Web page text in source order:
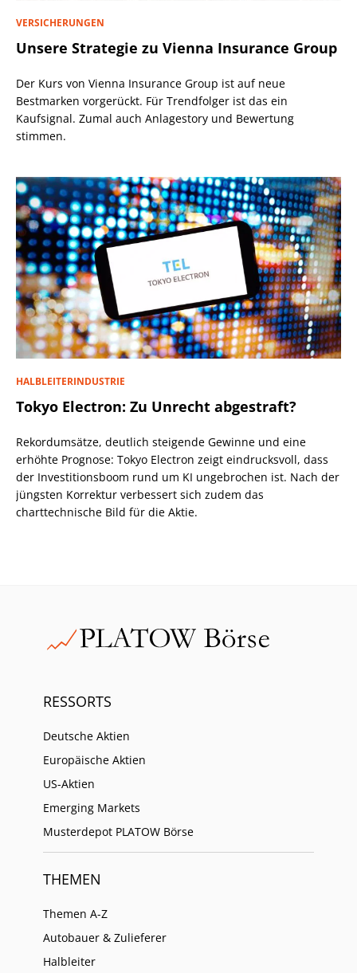
VERSICHERUNGEN
Unsere Strategie zu Vienna Insurance Group
Der Kurs von Vienna Insurance Group ist auf neue
Bestmarken vorgerückt. Für Trendfolger ist das ein
Kaufsignal. Zumal auch Anlagestory und Bewertung
stimmen.
HALBLEITERINDUSTRIE
Tokyo Electron: Zu Unrecht abgestraft?
Rekordumsätze, deutlich steigende Gewinne und eine
erhöhte Prognose: Tokyo Electron zeigt eindrucksvoll, dass
der Investitionsboom rund um KI ungebrochen ist. Nach der
jüngsten Korrektur verbessert sich zudem das
charttechnische Bild für die Aktie.
RESSORTS
Deutsche Aktien
Europäische Aktien
US-Aktien
Emerging Markets
Musterdepot PLATOW Börse
THEMEN
Themen A-Z
Autobauer & Zulieferer
Halbleiter